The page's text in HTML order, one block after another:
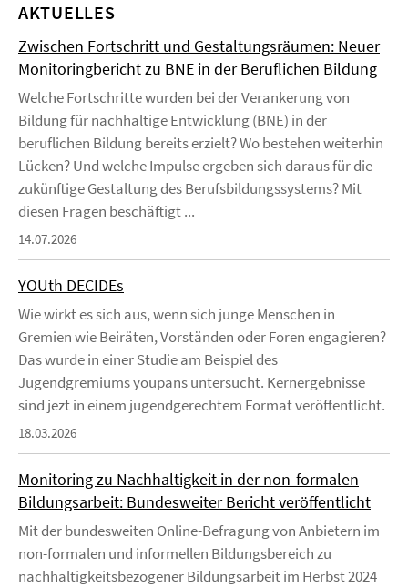
AKTUELLES
Zwischen Fortschritt und Gestaltungsräumen: Neuer
Monitoringbericht zu BNE in der Beruflichen Bildung
Welche Fortschritte wurden bei der Verankerung von
Bildung für nachhaltige Entwicklung (BNE) in der
beruflichen Bildung bereits erzielt? Wo bestehen weiterhin
Lücken? Und welche Impulse ergeben sich daraus für die
zukünftige Gestaltung des Berufsbildungssystems? Mit
diesen Fragen beschäftigt ...
14.07.2026
YOUth DECIDEs
Wie wirkt es sich aus, wenn sich junge Menschen in
Gremien wie Beiräten, Vorständen oder Foren engagieren?
Das wurde in einer Studie am Beispiel des
Jugendgremiums youpans untersucht. Kernergebnisse
sind jezt in einem jugendgerechtem Format veröffentlicht.
18.03.2026
Monitoring zu Nachhaltigkeit in der non-formalen
Bildungsarbeit: Bundesweiter Bericht veröffentlicht
Mit der bundesweiten Online-Befragung von Anbietern im
non-formalen und informellen Bildungsbereich zu
nachhaltigkeitsbezogener Bildungsarbeit im Herbst 2024